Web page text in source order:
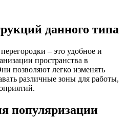
данного типа
– это удобное и
пространства в
позволяют легко изменять
различные зоны для работы,
популяризации